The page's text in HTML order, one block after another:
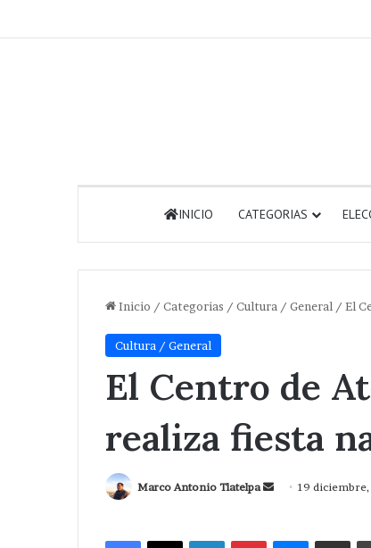
INICIO CATEGORIAS
Inicio / Categorias / Cultura / General / El
Cultura / General
El Centro de
realiza fiesta
Marco Antonio Tlatelpa
Send19 diciembre,
Facebook
X LinkedInPinterestMessenger
Compartir